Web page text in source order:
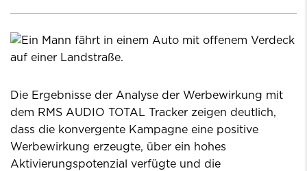
Die Ergebnisse der Analyse der Werbewirkung mit
dem RMS AUDIO TOTAL Tracker zeigen deutlich,
dass die konvergente Kampagne eine positive
Werbewirkung erzeugte, über ein hohes
Aktivierungspotenzial verfügte und die